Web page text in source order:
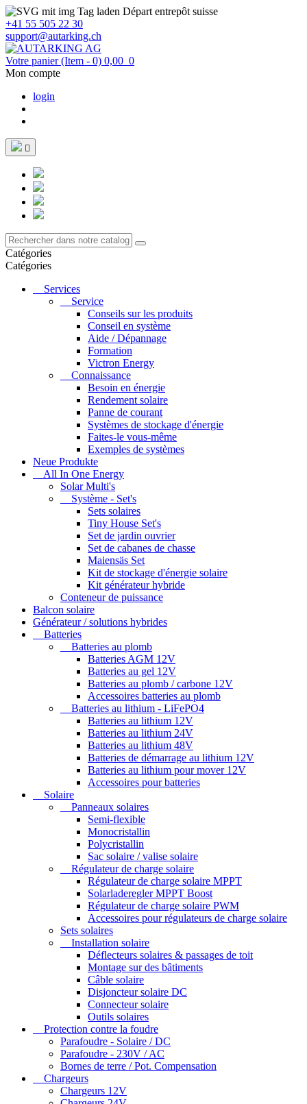
Départ entrepôt suisse
+41 55 505 22 30
support@autarking.ch
Votre panier (Item - 0) 0,00 0
Mon compte
login

Catégories
Catégories
Services
Service
Conseils sur les produits
Conseil en système
Aide / Dépannage
Formation
Victron Energy
Connaissance
Besoin en énergie
Rendement solaire
Panne de courant
Systèmes de stockage d'énergie
Faites-le vous-même
Exemples de systèmes
Neue Produkte
All In One Energy
Solar Multi's
Système - Set's
Sets solaires
Tiny House Set's
Set de jardin ouvrier
Set de cabanes de chasse
Maiensäs Set
Kit de stockage d'énergie solaire
Kit générateur hybride
Conteneur de puissance
Balcon solaire
Générateur / solutions hybrides
Batteries
Batteries au plomb
Batteries AGM 12V
Batteries au gel 12V
Batteries au plomb / carbone 12V
Accessoires batteries au plomb
Batteries au lithium - LiFePO4
Batteries au lithium 12V
Batteries au lithium 24V
Batteries au lithium 48V
Batteries de démarrage au lithium 12V
Batteries au lithium pour mover 12V
Accessoires pour batteries
Solaire
Panneaux solaires
Semi-flexible
Monocristallin
Polycristallin
Sac solaire / valise solaire
Régulateur de charge solaire
Régulateur de charge solaire MPPT
Solarladeregler MPPT Boost
Régulateur de charge solaire PWM
Accessoires pour régulateurs de charge solaire
Sets solaires
Installation solaire
Déflecteurs solaires & passages de toit
Montage sur des bâtiments
Câble solaire
Disjoncteur solaire DC
Connecteur solaire
Outils solaires
Protection contre la foudre
Parafoudre - Solaire / DC
Parafoudre - 230V / AC
Bornes de terre / Pot. Compensation
Chargeurs
Chargeurs 12V